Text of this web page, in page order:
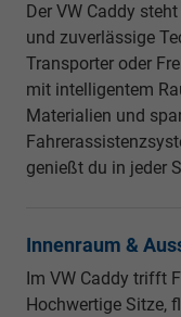
Der VW Caddy
und zuverlässige
Transporter oder
mit intelligentem
Materialien und
genießt du in jeder
Innenraum &
Im VW Caddy trifft
Hochwertige Sitze,